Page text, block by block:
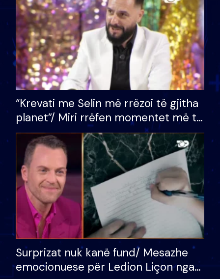
“Krevati me Selin më rrëzoi të gjitha
planet”/ Miri rrëfen momentet më të
bukura në shtëpinë e BB VIP: Do më
mungojë zilja e mëngjesit kur…
Surprizat nuk kanë fund/ Mesazhe
emocionuese për Ledion Liçon nga